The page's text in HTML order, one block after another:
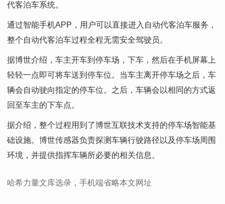
代客泊车系统。
通过智能手机APP，用户可以直接进入自动代客泊车服务，
整个自动代客泊车过程全程无需安全驾驶员。
据博世介绍，车主开车到停车场，下车，然后在手机屏幕上
轻轻一点即可将车送到停车位。当车主离开停车场之后，车
辆会自动驶向指定的停车位。之后，车辆会以相同的方式返
回至车主的下车点。
据介绍，整个过程用到了博世互联技术支持的停车场智能基
础设施。博世传感器负责探测车辆行驶路径以及停车场周围
环境，并提供指挥车辆所必要的相关信息。
哈希力量文库选录，手机端省略本文网址